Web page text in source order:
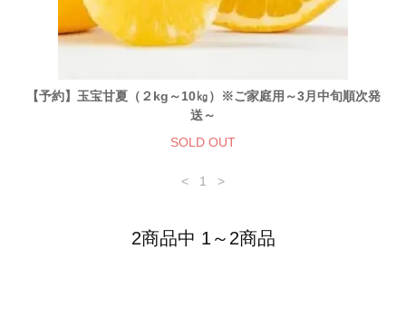
【予約】玉宝甘夏（２kg～10㎏）※ご家庭用～3月中旬順次発
送～
SOLD OUT
< 1 >
2商品中 1～2商品